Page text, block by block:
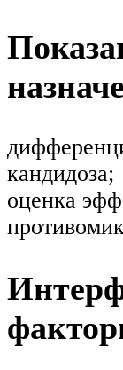
кандидоза;
оценка